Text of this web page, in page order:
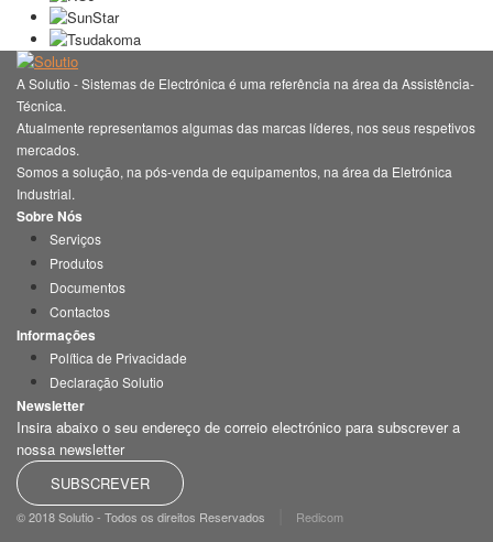
A Solutio - Sistemas de Electrónica é uma referência na área da Assistência-
Técnica.
Atualmente representamos algumas das marcas líderes, nos seus respetivos
mercados.
Somos a solução, na pós-venda de equipamentos, na área da Eletrónica
Industrial.
Sobre Nós
Serviços
Produtos
Documentos
Contactos
Informações
Política de Privacidade
Declaração Solutio
Newsletter
Insira abaixo o seu endereço de correio electrónico para subscrever a
nossa newsletter
SUBSCREVER
© 2018 Solutio - Todos os direitos Reservados Redicom